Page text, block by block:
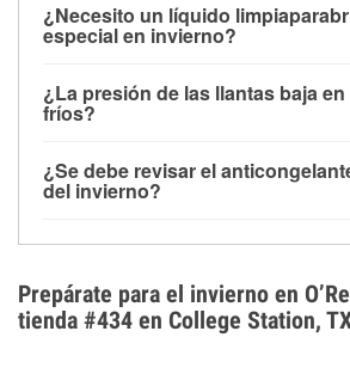
debajo de los 32 °F y puede perder
su potencia de arranque cerca de los
arranque.
¿Necesito un líquido
especial en invierno?
la congelación y ayuda a disolver la
derretida en la carretera para
¿La presión de las llantas baja
fríos?
alrededor de 1 PSI por cada 10 °F
temperatura. Puedes obtener más
¿Se debe revisar el
del invierno?
el sobrecalentamiento en
extremo. Aprende cómo comprobar
anticongelante en nuestra sección
Prepárate para el invierno en
tienda #434 en College Station,